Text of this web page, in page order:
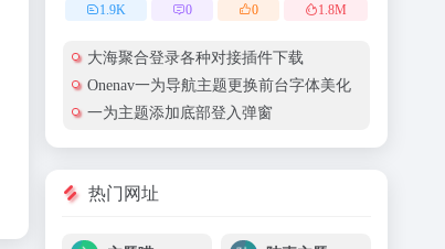
1.9K 0 0 1.8M
大海聚合登录各种对接插件下载
Onenav一为导航主题更换前台字体美化
一为主题添加底部登入弹窗
热门网址